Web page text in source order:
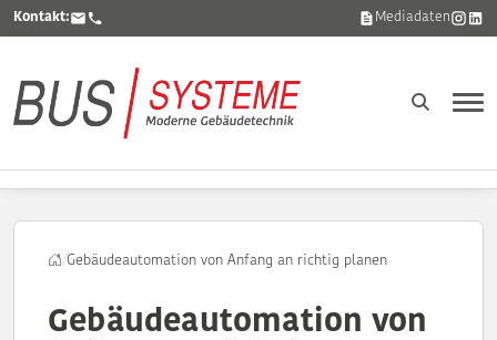
Kontakt: Mediadaten
/Gebäudeautomation von Anfang an richtig planen
Gebäudeautomation von